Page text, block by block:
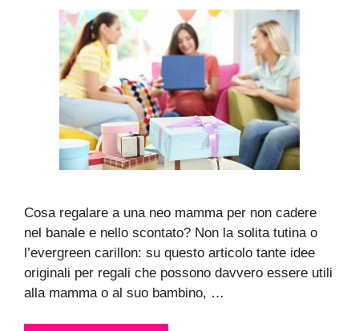
Cosa regalare a una neo mamma per non cadere
nel banale e nello scontato? Non la solita tutina o
l’evergreen carillon: su questo articolo tante idee
originali per regali che possono davvero essere utili
alla mamma o al suo bambino, …